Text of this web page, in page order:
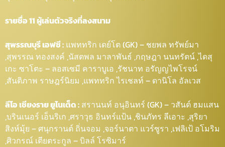
รายชื่อ 11 ผู้เล่นตัวจริงที่ลงสนาม
สุพรรณบุรี เอฟซี : แพททริก เดย์โต (GK) – ชยพล ทรัพย์มา
,สุพรรณ ทองสงค์ ,นัสตพล มาลาพันธ์ ,กฤษฎา นนทรัตน์ ,ไดสุ
เกะ ซาโตะ – ลอสเซมี คาราบูเอ ,รัชนาท อรัญญไพโรจน์
,สันติภาพ ราษฎร์นิยม ,แพททริก ไรเชลท์ – ดานิโล อัลเวส
ลีโอ เชียงราย ยูไนเต็ด : สรานนท์ อนุอินทร์ (GK) – วสันต์ ฮมแสน
,บรินเนอร์ เอ็นริเก ,ศราวุธ อินทร์แป้น ,ชินภัทร ลีเอาะ ,สุริยา
สิงห์มุ้ย – ศนุกรานต์ ถิ่นจอม ,จอร์นาตา แวร์ซูรา ,เฟลิเป้ อโมริม
,ศิวกรณ์ เตียตระกูล – บิลล์ โรซิมาร์